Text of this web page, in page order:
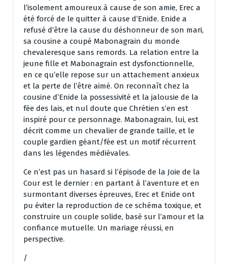
l’isolement amoureux à cause de son amie, Erec a
été forcé de le quitter à cause d’Enide. Enide a
refusé d’être la cause du déshonneur de son mari,
sa cousine a coupé Mabonagrain du monde
chevaleresque sans remords. La relation entre la
jeune fille et Mabonagrain est dysfonctionnelle,
en ce qu’elle repose sur un attachement anxieux
et la perte de l’être aimé. On reconnaît chez la
cousine d’Enide la possessivité et la jalousie de la
fée des lais, et nul doute que Chrétien s’en est
inspiré pour ce personnage. Mabonagrain, lui, est
décrit comme un chevalier de grande taille, et le
couple gardien géant/fée est un motif récurrent
dans les légendes médiévales.
Ce n’est pas un hasard si l’épisode de la Joie de la
Cour est le dernier : en partant à l’aventure et en
surmontant diverses épreuves, Erec et Enide ont
pu éviter la reproduction de ce schéma toxique, et
construire un couple solide, basé sur l’amour et la
confiance mutuelle. Un mariage réussi, en
perspective.
/